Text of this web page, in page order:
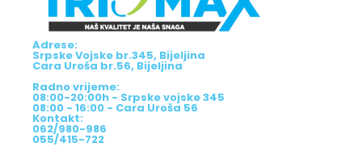
Adrese:
Srpske Vojske br.345, Bijeljina
Cara Uroša br.56, Bijeljina
Radno vrijeme:
08:00-20:00h - Srpske vojske 345
08:00 - 16:00 - Cara Uroša 56
Kontakt:
062/980-986
055/415-722